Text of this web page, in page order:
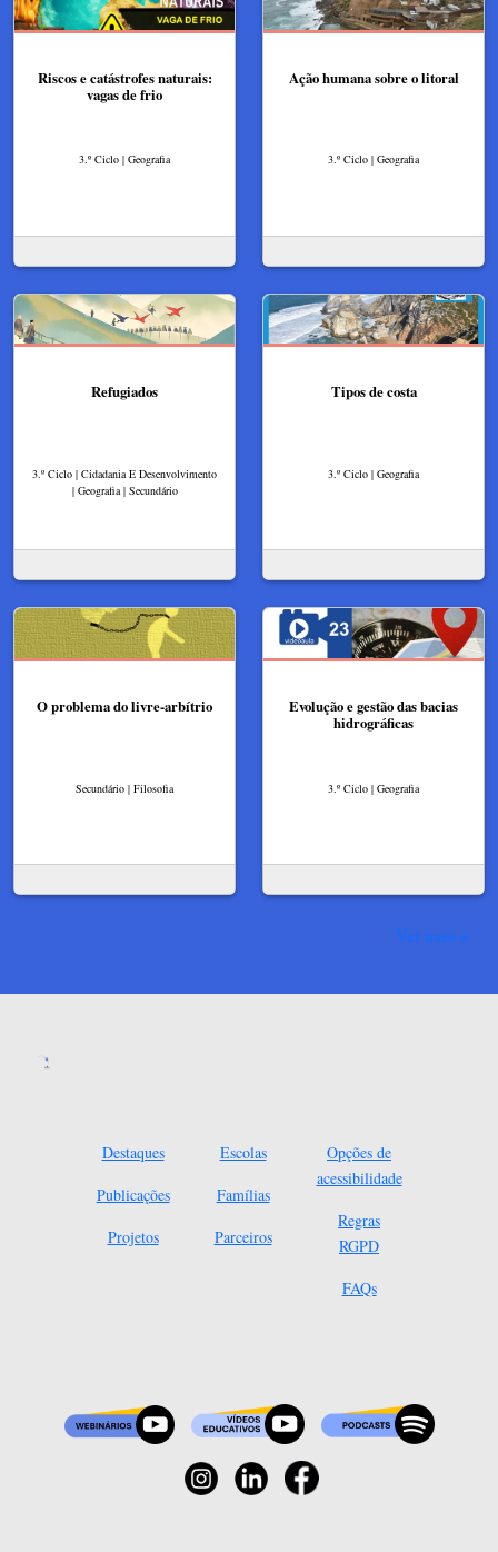
Riscos e catástrofes naturais:
vagas de frio
3.º Ciclo | Geografia
Ação humana sobre o litoral
3.º Ciclo | Geografia
Refugiados
3.º Ciclo | Cidadania E Desenvolvimento
| Geografia | Secundário
Tipos de costa
3.º Ciclo | Geografia
O problema do livre-arbítrio
Secundário | Filosofia
Evolução e gestão das bacias
hidrográficas
3.º Ciclo | Geografia
Ver mais
Destaques
Publicações
Projetos
Escolas
Famílias
Parceiros
Opções de
acessibilidade
Regras
RGPD
FAQs